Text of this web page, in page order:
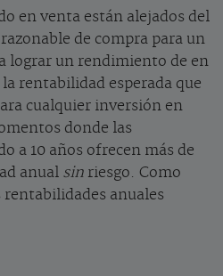
en venta están alejados del
de compra para un
lograr un rendimiento de en
rentabilidad esperada que
cualquier inversión en
donde las
a 10 años ofrecen más de
anual sin riesgo. Como
rentabilidades anuales